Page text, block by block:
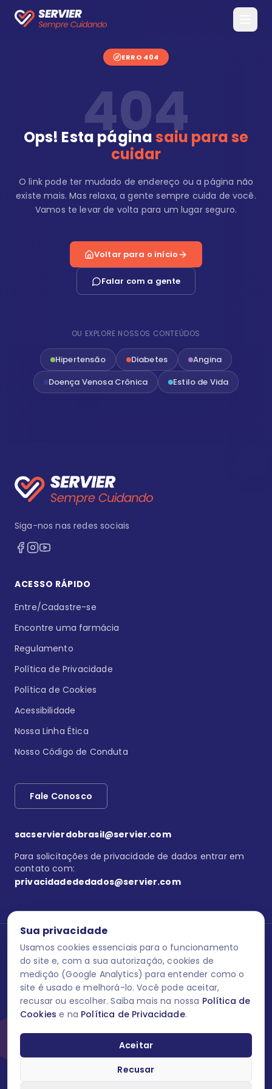
Sua privacidade
Usamos cookies essenciais para o funcionamento
do site e, com a sua autorização, cookies de
medição (Google Analytics) para entender como o
site é usado e melhorá-lo. Você pode aceitar,
recusar ou escolher. Saiba mais na nossa Política de
Cookies e na Política de Privacidade.
Aceitar
Recusar
ERRO 404
404
Ops! Esta páginasaiu para se
cuidar
O link pode ter mudado de endereço ou a página não
existe mais. Mas relaxa, a gente sempre cuida de você.
Vamos te levar de volta para um lugar seguro.
Voltar para o início
Falar com a gente
OU EXPLORE NOSSOS CONTEÚDOS
Hipertensão Diabetes
Angina
Doença Venosa Crônica
Estilo de Vida
Siga-nos nas redes sociais
ACESSO RÁPIDO
Entre/Cadastre-se
Encontre uma farmácia
Regulamento
Política de Privacidade
Política de Cookies
Acessibilidade
Nossa Linha Ética
Nosso Código de Conduta
Fale Conosco
sacservierdobrasil@servier.com
Para solicitações de privacidade de dados entrar em
contato com:
privacidadededados@servier.com
Se estiver no programa semprecuidando, comunique aquiuma
reação adversa com os produtos Servier. Este site contém
informações para o público leigo e para os profissionais de saúde
do Brasil habilitados a prescrever medicamentos. M-AS ONE-BR-
202606-00013 / Agosto 2026.
O laboratório Servier do Brasil respeita os seus dados! Caso deseje
dados pessoais você pode fazê-lo a qualquer momento entrando
em contato através do site www.semprecuidando.com.br na opção
fale conosco.